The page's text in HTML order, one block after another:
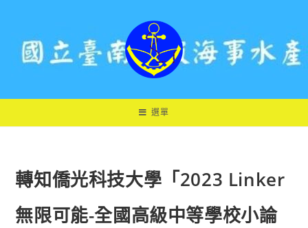
選單
轉知僑光科技大學「2023 Linker
無限可能-全國高級中等學校小論